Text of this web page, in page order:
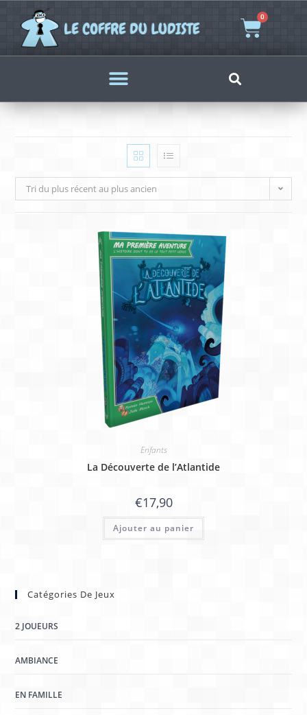
0
Tri du plus récent au plus ancien
Enfants
La Découverte de l’Atlantide
€17,90
Ajouter au panier
Catégories De Jeux
2 JOUEURS
AMBIANCE
EN FAMILLE